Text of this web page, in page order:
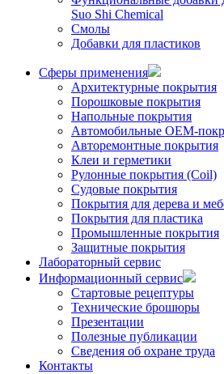
Suo Shi Chemical
Смолы
Добавки для пластиков
Сферы применения
Архитектурные покрытия
Порошковые покрытия
Напольные покрытия
Автомобильные ОЕМ-
Авторемонтные покрытия
Клеи и герметики
Рулонные покрытия (Coil)
Судовые покрытия
Покрытия для дерева и
Покрытия для пластика
Промышленные покрытия
Защитные покрытия
Лабораторный сервис
Информационный сервис
Стартовые рецептуры
Технические брошюры
Презентации
Полезные публикации
Сведения об охране труда
Контакты